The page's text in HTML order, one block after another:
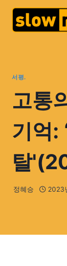
서평.
고통
기억:
탈
정혜승 2023